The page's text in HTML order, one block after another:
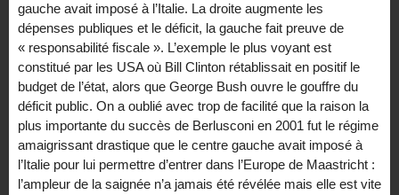
gauche avait imposé à l’Italie. La droite augmente les
dépenses publiques et le déficit, la gauche fait preuve de
« responsabilité fiscale ». L’exemple le plus voyant est
constitué par les USA où Bill Clinton rétablissait en positif le
budget de l’état, alors que George Bush ouvre le gouffre du
déficit public. On a oublié avec trop de facilité que la raison la
plus importante du succès de Berlusconi en 2001 fut le régime
amaigrissant drastique que le centre gauche avait imposé à
l’Italie pour lui permettre d’entrer dans l’Europe de Maastricht :
l’ampleur de la saignée n’a jamais été révélée mais elle est vite